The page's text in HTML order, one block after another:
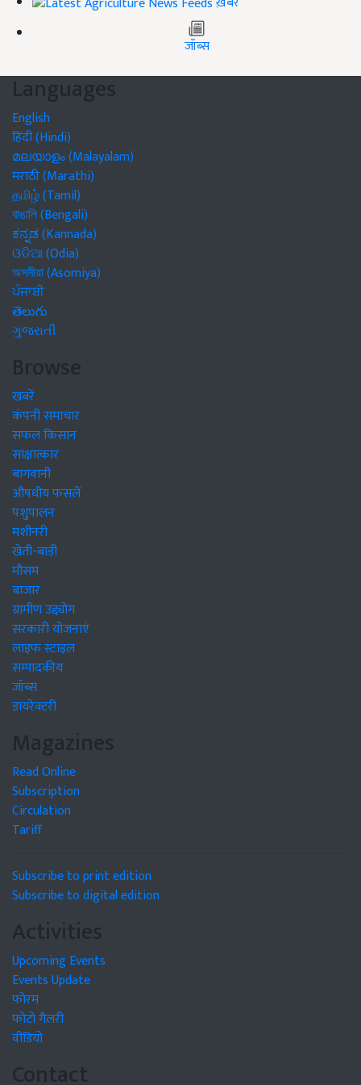
जॉब्स
Languages
English
हिंदी (Hindi)
മലയാളം (Malayalam)
मराठी (Marathi)
தமிழ் (Tamil)
বাঙালি (Bengali)
ಕನ್ನಡ (Kannada)
ଓଡିଆ (Odia)
অসমীয়া (Asomiya)
ਪੰਜਾਬੀ
తెలుగు
ગુજરાતી
Browse
खबरें
कंपनी समाचार
सफल किसान
साक्षात्कार
बागवानी
औषधीय फसलें
पशुपालन
मशीनरी
खेती-बाड़ी
मौसम
बाजार
ग्रामीण उद्द्योग
सरकारी योजनाएं
लाइफ स्टाइल
सम्पादकीय
जॉब्स
डायरेक्टरी
Magazines
Read Online
Subscription
Circulation
Tariff
Subscribe to print edition
Subscribe to digital edition
Activities
Upcoming Events
Events Update
फोरम
फोटो गैलरी
वीडियो
Contact